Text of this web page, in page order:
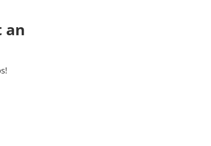
an